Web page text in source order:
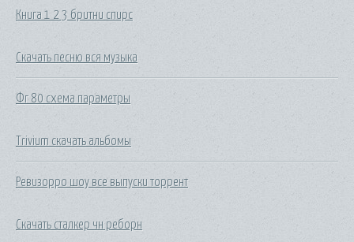
Книга 1 2 3 бритни спирс
Скачать песню вся музыка
Фг 80 схема параметры
Trivium скачать альбомы
Ревизорро шоу все выпуски торрент
Скачать сталкер чн реборн